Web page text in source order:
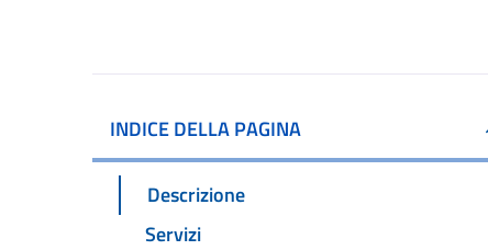
INDICE DELLA PAGINA
Descrizione
Servizi